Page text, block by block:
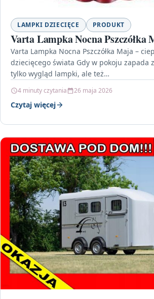
LAMPKI DZIECIĘCE PRODUKT
Varta Lampka Nocna Pszczółka
Varta Lampka Nocna Pszczółka Maja –
dziecięcego świata Gdy w pokoju zapada
tylko wygląd lampki, ale też…
4 minuty czytania 26 maja 2026
Czytaj więcej